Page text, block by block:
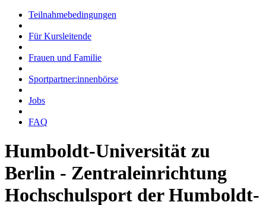
Teilnahmebedingungen
Für Kursleitende
Frauen und Familie
Sportpartner:innenbörse
Jobs
FAQ
Humboldt-Universität zu
Berlin - Zentraleinrichtung
Hochschulsport der Humboldt-